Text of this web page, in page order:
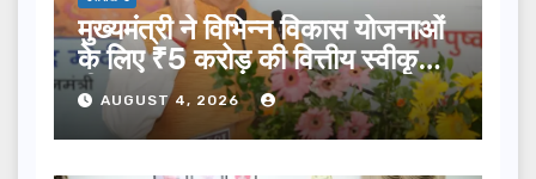
मुख्यमंत्री ने विभिन्न विकास योजनाओं
के लिए ₹5 करोड़ की वित्तीय स्वीकृति
दी…AUGUST 4, 2026